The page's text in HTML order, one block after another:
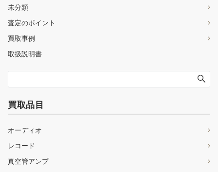
未分類
査定のポイント
買取事例
取扱説明書
買取品目
オーディオ
レコード
真空管アンプ